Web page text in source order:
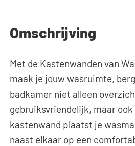
Omschrijving
Met de Kastenwanden van
maak je jouw wasruimte,
badkamer niet alleen
gebruiksvriendelijk, maar ook
kastenwand plaatst je
naast elkaar op een